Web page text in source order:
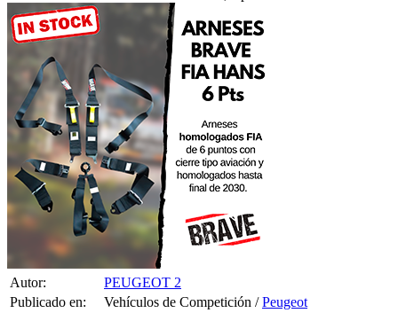
PEUGEOT 2
Publicado en:
Vehículos de Competición /
Publicado el:
12-Feb-2011 13:44